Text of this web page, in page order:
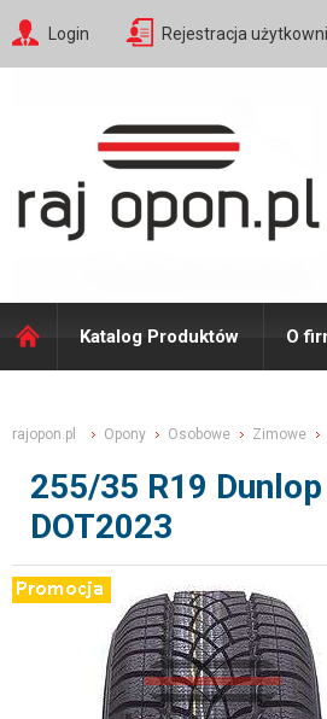
Login Rejestracja
Katalog Produktów O
rajopon.pl Opony Osobowe Zimowe
255/35 R19
DOT2023